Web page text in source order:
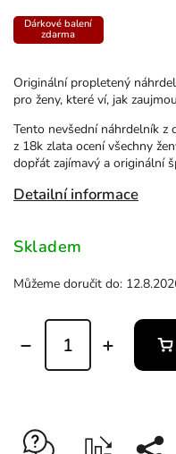
Originální propletený
pro ženy, které ví, jak
Tento nevšední náhrdelník z
z 18k zlata ocení všechny
dopřát zajímavý a originální
Detailní informace
Dárkové balení
zdarma
Skladem
Můžeme doručit do: